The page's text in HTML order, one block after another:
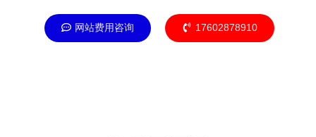
网站费用咨询 17602878910